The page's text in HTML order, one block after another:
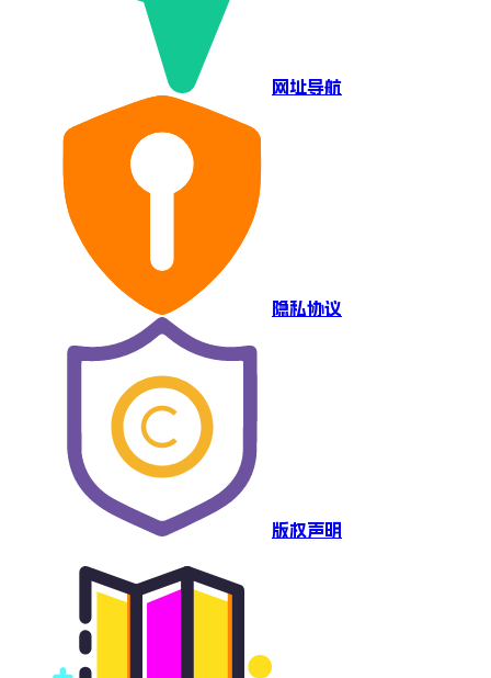
网址导航
隐私协议
版权声明